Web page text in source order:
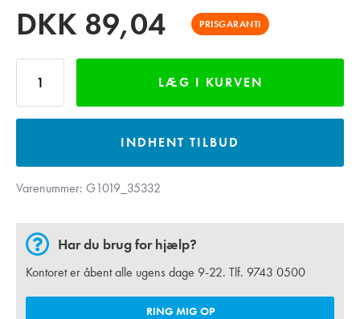
DKK 89,04 PRISGARANTI
LÆG I KURVEN
INDHENT TILBUD
Varenummer: G1019_35332
Har du brug for hjælp?
Kontoret er åbent alle ugens dage 9-22. Tlf. 9743 0500
RING MIG OP